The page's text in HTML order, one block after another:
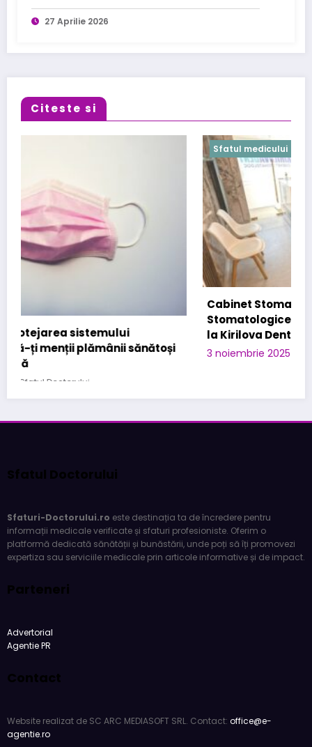
27 Aprilie 2026
Citeste si
Cabinet Stomatologic specializat in Urgente
Stomatologice – interventii rapide in Bucuresti
la Kirilova Dent
3 noiembrie 2025 Sfatul Doctorului
informații medicale verificate și sfaturi profesioniste. Oferim o
platformă dedicată sănătății și bunăstării, unde poți să îți promovezi
expertiza sau serviciile medicale prin articole informative și de impact.
Agentie PR
agentie.ro